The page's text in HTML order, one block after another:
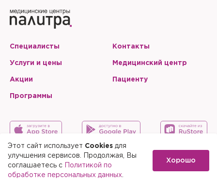
Этот сайт использует Cookies для
улучшения сервисов. Продолжая, Вы
соглашаетесь с
Политикой по
обработке персональных данных
Хорошо
Специалисты
Услуги и цены
Акции
Программы
Контакты
Медицинский центр
Пациенту
Скачать мобильное приложение